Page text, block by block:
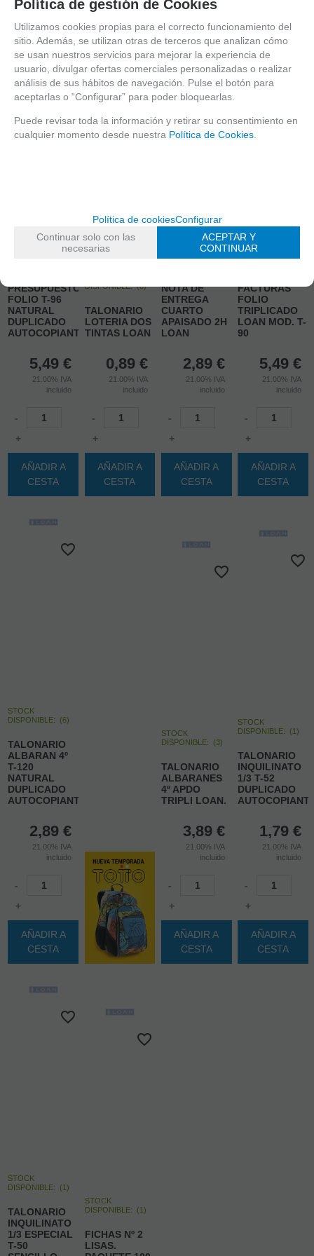
(10)
PRESUPUESTO
FOLIO T-96
NATURAL
DUPLICADO
AUTOCOPIANTE
5,49 €
21.00% IVA
incluido
-
+
AÑADIR A
CESTA
DISPONIBLE:(8)
TALONARIO
LOTERIA DOS
TINTAS LOAN
0,89 €
21.00% IVA
incluido
-
+
AÑADIR A
CESTA
DISPONIBLE:(8)
NOTA DE
ENTREGA
CUARTO
APAISADO 2H
LOAN
2,89 €
21.00% IVA
incluido
-
+
AÑADIR A
CESTA
STOCK
DISPONIBLE:
FACTURAS
FOLIO
TRIPLICADO
LOAN MOD. T-
90
5,49 €
21.00% IVA
incluido
-
+
AÑADIR A
CESTA
STOCK
DISPONIBLE: (6)
TALONARIO
ALBARAN 4º
T-120
NATURAL
DUPLICADO
AUTOCOPIANTE.LOAN.
2,89 €
21.00% IVA
incluido
-
+
AÑADIR A
CESTA
STOCK
DISPONIBLE: (3)
TALONARIO
ALBARANES
4º APDO
TRIPLI LOAN.
3,89 €
21.00% IVA
incluido
-
+
AÑADIR A
CESTA
STOCK
DISPONIBLE: (1)
TALONARIO
INQUILINATO
1/3 T-52
DUPLICADO
1,79 €
21.00% IVA
incluido
-
+
AÑADIR A
CESTA
STOCK
DISPONIBLE: (1)
TALONARIO
INQUILINATO
1/3 ESPECIAL
T-50
STOCK
DISPONIBLE:
(1)
FICHAS Nº 2
LISAS.
Política de gestión de Cookies
Utilizamos cookies propias para el correcto funcionamiento del
sitio. Además, se utilizan otras de terceros que analizan cómo
se usan nuestros servicios para mejorar la experiencia de
usuario, divulgar ofertas comerciales personalizadas o realizar
análisis de sus hábitos de navegación. Pulse el botón para
aceptarlas o “Configurar” para poder bloquearlas.
Puede revisar toda la información y retirar su consentimiento en
cualquier momento desde nuestra Política de Cookies
Política de cookiesConfigurar
Continuar solo con las
necesarias
ACEPTAR Y
CONTINUAR